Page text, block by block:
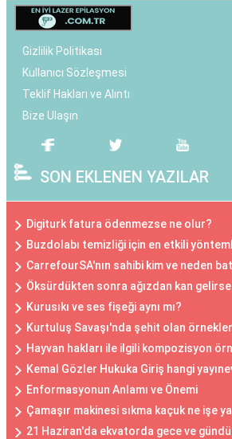
Gizlilik Politikası
Kullanıcı Sözleşmesi
Teklif Hakları ve Alıntı
Bize Ulaşın
SON EKLENEN YAZILAR
Digiturk fatura ödenmezse ne olur?
Buzdolabı temizliği için en etkili
CarrefourSA'nın sahibi kim ve neden
Öksürdükten sonra ağızdan kan
Kurusıkı ve ses fişeği aynı mı?
Kurtuluş Savaşı'nda şehit olan örnekler
Hayvan hakları ile ilgili kompozisyon
Kemal Gözler Hukuka Giriş hangi
Enformasyonun Anlamı ve Önemi
Çamaşır makinesi sıkma kaçuk ne işe
21 Haziran'da ekvatorda gece ve